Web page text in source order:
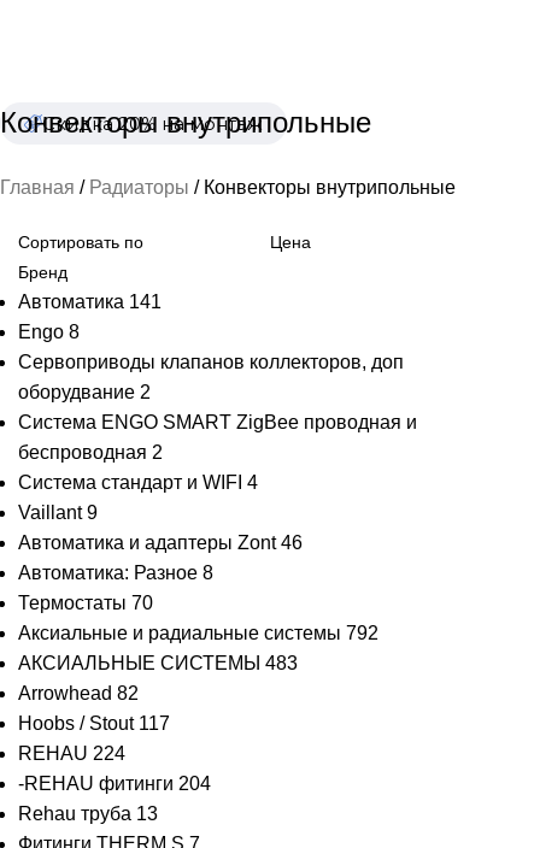
Скидка 20% на монтаж
Конвекторы внутрипольные
Главная Радиаторы Конвекторы внутрипольные
Сортировать по
Цена
Бренд
Автоматика 141
Engo 8
Сервоприводы клапанов коллекторов, доп
оборудвание 2
Система ENGO SMART ZigBee проводная и
беспроводная 2
Система стандарт и WIFI 4
Vaillant 9
Автоматика и адаптеры Zont 46
Автоматика: Разное 8
Термостаты 70
Аксиальные и радиальные системы 792
АКСИАЛЬНЫЕ СИСТЕМЫ 483
Arrowhead 82
Hoobs / Stout 117
REHAU 224
-REHAU фитинги 204
Rehau труба 13
Фитинги THERM S 7